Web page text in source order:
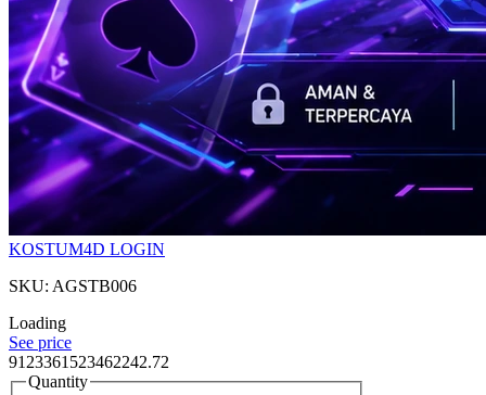
KOSTUM4D LOGIN
SKU: AGSTB006
Loading
See price
9123361523462242.72
Quantity